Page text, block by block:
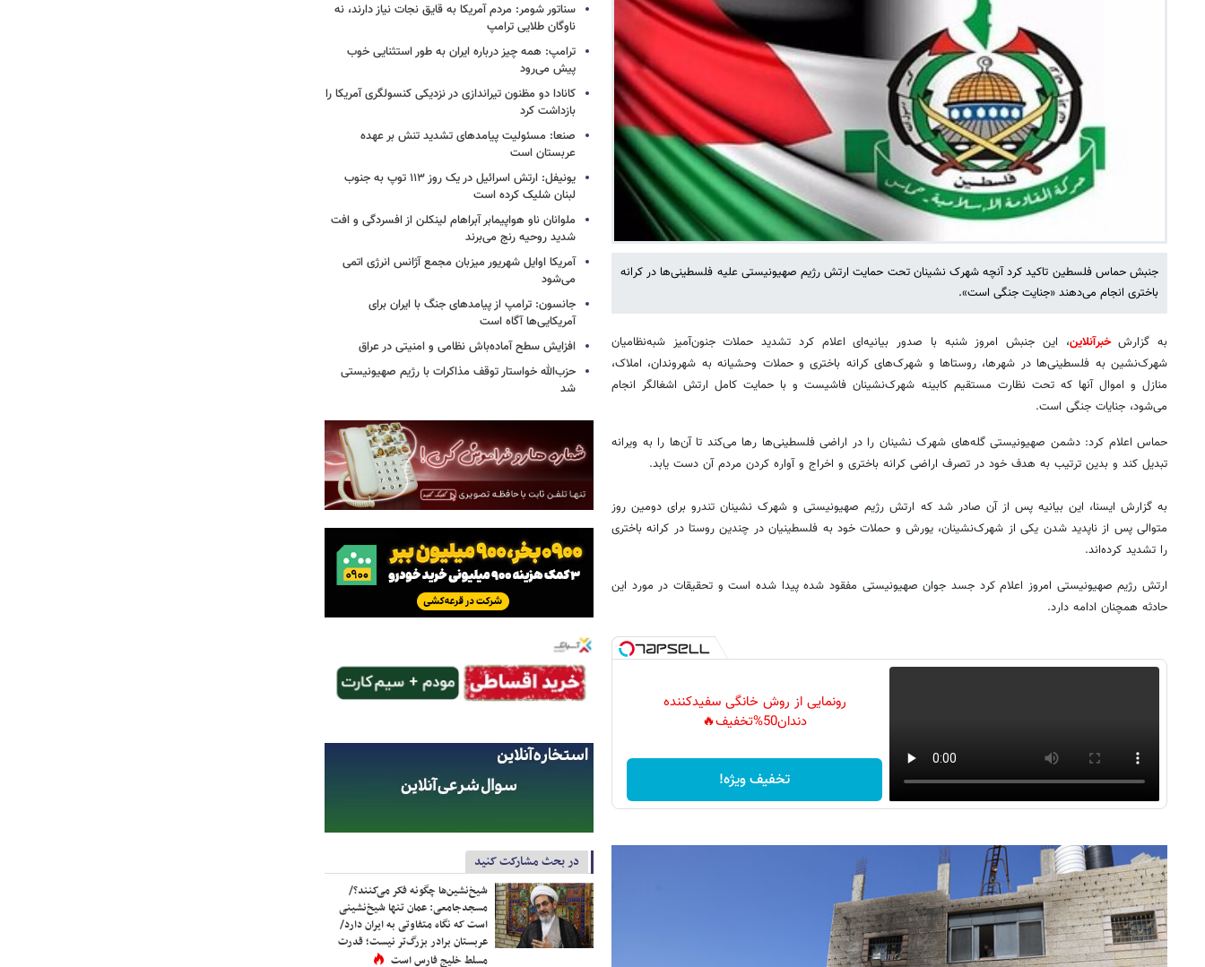
جنبش حماس فلسطین تاکید کرد آنچه شهرک نشینان تحت حمایت ارتش رژیم صهیونیستی علیه فلسطینی‌ها در کرانه
باختری انجام می‌دهند «جنایت جنگی است».
به گزارشخبرآنلاین، این جنبش امروز شنبه با صدور بیانیه‌ای اعلام کرد تشدید حملات جنون‌آمیز شبه‌نظامیان
شهرک‌نشین به فلسطینی‌ها در شهرها، روستاها و شهرک‌های کرانه باختری و حملات وحشیانه به شهروندان، املاک،
منازل و اموال آنها که تحت نظارت مستقیم کابینه شهرک‌نشینان فاشیست و با حمایت کامل ارتش اشغالگر انجام
می‌شود، جنایات جنگی است.
حماس اعلام کرد: دشمن صهیونیستی گله‌های شهرک نشینان را در اراضی فلسطینی‌ها رها می‌کند تا آن‌ها را به ویرانه
تبدیل کند و بدین ترتیب به هدف خود در تصرف اراضی کرانه باختری و اخراج و آواره کردن مردم آن دست یابد.
به گزارش ایسنا، این بیانیه پس از آن صادر شد که ارتش رژیم صهیونیستی و شهرک نشینان تندرو برای دومین روز
متوالی پس از ناپدید شدن یکی از شهرک‌نشینان، یورش و حملات خود به فلسطینیان در چندین روستا در کرانه باختری
را تشدید کرده‌اند.
ارتش رژیم صهیونیستی امروز اعلام کرد جسد جوان صهیونیستی مفقود شده پیدا شده است و تحقیقات در مورد این
حادثه همچنان ادامه دارد.
رونمایی از روش خانگی سفیدکننده
دندان50%تخفیف🔥
تخفیف ویژه!
سناتور شومر: مردم آمریکا به قایق نجات نیاز دارند، نه
ناوگان طلایی ترامپ
ترامپ: همه چیز درباره ایران به طور استثنایی خوب
پیش می‌رود
کانادا دو مظنون تیراندازی در نزدیکی کنسولگری آمریکا را
بازداشت کرد
صنعا: مسئولیت پیامدهای تشدید تنش بر عهده
عربستان است
یونیفل: ارتش اسرائیل در یک روز ۱۱۳ توپ به جنوب
لبنان شلیک کرده است
ملوانان ناو هواپیمابر آبراهام لینکلن از افسردگی و افت
شدید روحیه رنج می‌برند
آمریکا اوایل شهریور میزبان مجمع آژانس انرژی اتمی
می‌شود
جانسون: ترامپ از پیامدهای جنگ با ایران برای
آمریکایی‌ها آگاه است
افزایش سطح آماده‌باش نظامی و امنیتی در عراق
حزب‌الله خواستار توقف مذاکرات با رژیم صهیونیستی
شد
در بحث مشارکت کنید
شیخ‌نشین‌ها چگونه فکر می‌کنند؟/
مسجدجامعی: عمان تنها شیخ‌نشینی
است که نگاه متفاوتی به ایران دارد/
عربستان برادر بزرگ‌تر نیست؛ قدرت
مسلط خلیج فارس است